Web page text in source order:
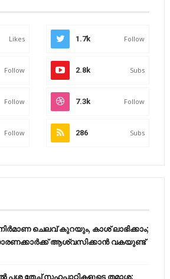
Likes 1.7k Follow
Follow 2.8k Subs
Follow 7.3k Follow
Follow 286 Subs
ചെലവ് കുറയും, കാശ് ലാഭിക്കാം;
ആശ്വസിക്കാൻ വകയുണ്ട്
പശ തേച്ച് സഹപാഠികളുടെ തമാശ;